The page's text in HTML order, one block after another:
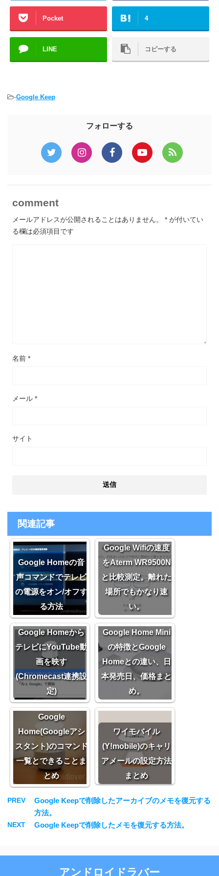
Pocket 4
LINE コピーする
-Google Keep
フォローする
comment
メールアドレスが公開されることはありません。 * が付いてい
る欄は必須項目です
名前 *
メール *
サイト
関連記事
Google Homeの音
声コマンドでテレビ
の電源をオン/オフす
る方法
Google Wifiの速度
をAterm WR9500N
と比較測定。離れた
場所でもかなり速
い。
Google Homeから
テレビにYouTube動
画を映す
(Chromecast連携設
定)
Google Home Mini
の特徴とGoogle
Homeとの違い、日
本発売日、価格まと
め。
Google
Home(Googleアシ
スタント)のコマンド
一覧とできることま
とめ
ワイモバイル
(Y!mobile)のキャリ
アメールの設定方法
まとめ
PREV
Google Keepで削除したアーカイブのメモを復元する
方法。
NEXT Google Keepで削除したメモを復元する方法。
アンドロイドラバー